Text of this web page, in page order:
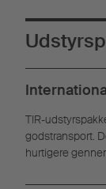
TIR-
godstransport.
hurtigere